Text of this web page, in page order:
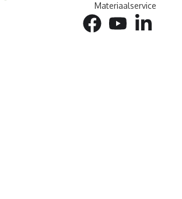
Materiaalservice
facebookyoutube linkedin